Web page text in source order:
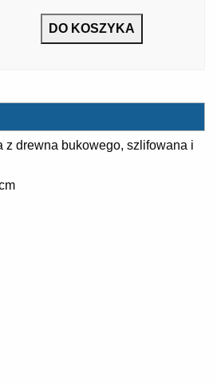
z drewna bukowego, szlifowana i